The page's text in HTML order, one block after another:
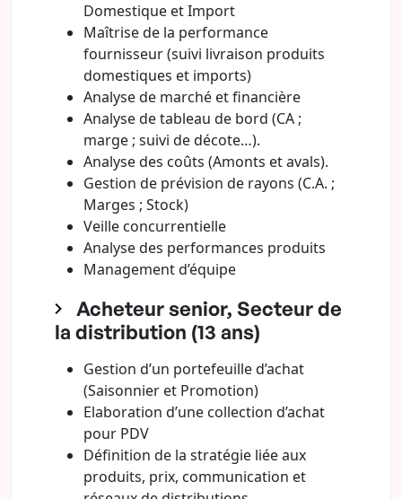
Domestique et Import
Maîtrise de la performance
fournisseur (suivi livraison produits
domestiques et imports)
Analyse de marché et financière
Analyse de tableau de bord (CA ;
marge ; suivi de décote…).
Analyse des coûts (Amonts et avals).
Gestion de prévision de rayons (C.A. ;
Marges ; Stock)
Veille concurrentielle
Analyse des performances produits
Management d’équipe
Acheteur senior, Secteur de
la distribution (13 ans)
Gestion d’un portefeuille d’achat
(Saisonnier et Promotion)
Elaboration d’une collection d’achat
pour PDV
Définition de la stratégie liée aux
produits, prix, communication et